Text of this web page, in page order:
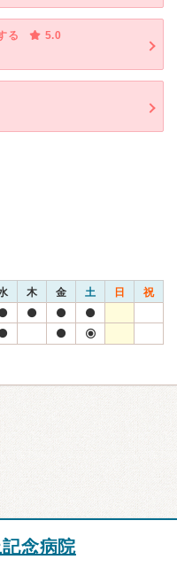
る
5.0
木 金 土 日 祝
念病院